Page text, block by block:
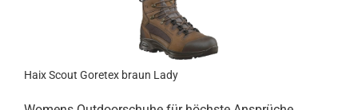
Haix Scout Goretex braun Lady